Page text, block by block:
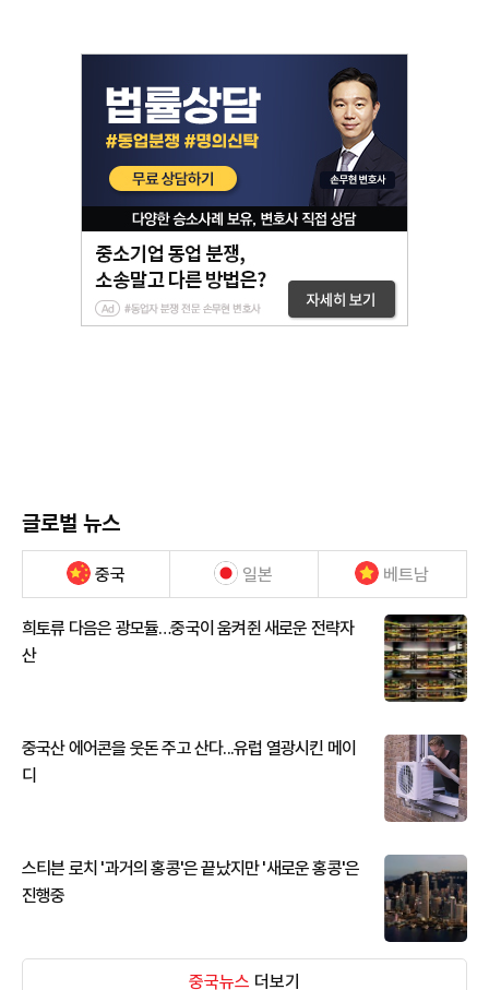
글로벌 뉴스
중국 일본 베트남
희토류 다음은 광모듈…중국이 움켜쥔 새로운 전략자
산
중국산 에어콘을 웃돈 주고 산다...유럽 열광시킨 메이
디
스티븐 로치 '과거의 홍콩'은 끝났지만 '새로운 홍콩'은
진행중
중국뉴스 더보기